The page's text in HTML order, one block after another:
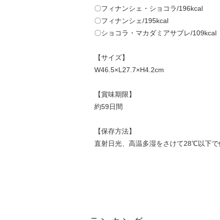
〇フィナンシェ・ショコラ/196kcal
〇フィナンシェ/195kcal
〇ショコラ・マカダミアサブレ/109kcal
【サイズ】
W46.5×L27.7×H4.2cm
【賞味期限】
約59日間
【保存方法】
直射日光、高温多湿をさけて28℃以下で